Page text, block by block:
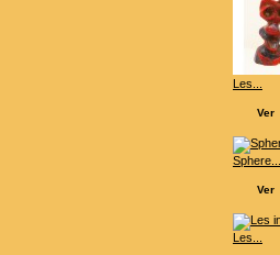
Les...
Ver
Sphere...
Ver
Les...